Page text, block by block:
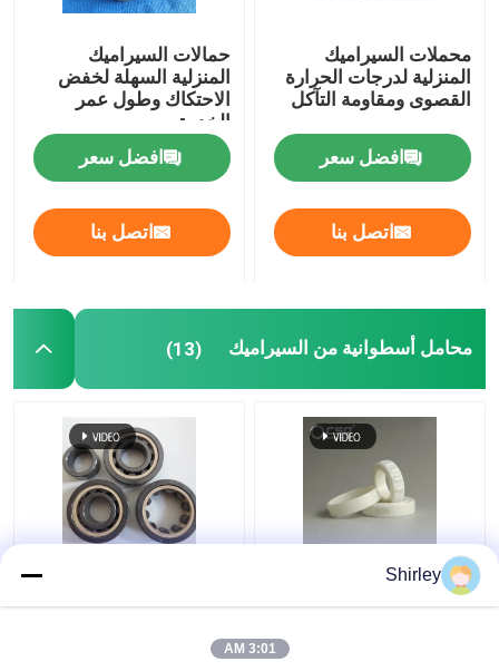
محملات السيراميك
المنزلية لدرجات الحرارة
القصوى ومقاومة التآكل
افضل سعر
اتصل بنا
حمالات السيراميك
المنزلية السهلة لخفض
الاحتكاك وطول عمر
الخدمة
افضل سعر
اتصل بنا
محامل أسطوانية من السيراميك (13)
Zr الزركونيوم زركونيا
تحمل الكرة عالية الدقة
Shirley
3:01 AM